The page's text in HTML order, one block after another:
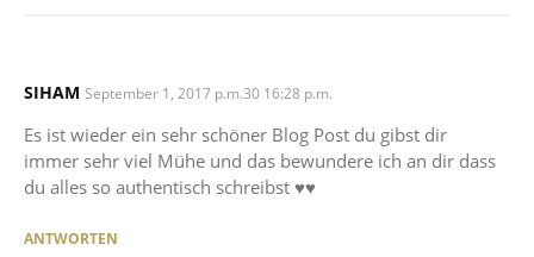
SIHAM SAYS:
September 1, 2017 p.m.30 16:28 p.m.
Es ist wieder ein sehr schöner Blog Post du gibst dir
immer sehr viel Mühe und das bewundere ich an dir dass
du alles so authentisch schreibst ♥️♥️
ANTWORTEN